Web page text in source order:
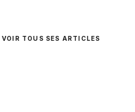
VOIR TOUS SES ARTICLES